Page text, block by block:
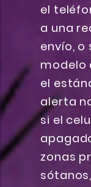
el
a una
envío, o
modelo
el
alerta
si el
zonas